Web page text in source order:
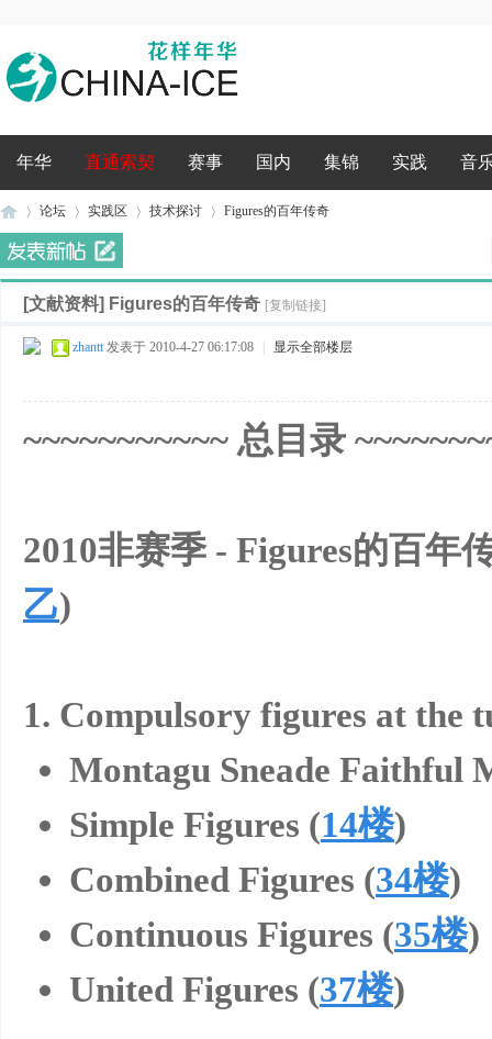
年华 直通索契 赛事 国内 集锦 实践 音
论坛
›
实践区
›
技术探讨
›
Figures的百年传奇
[文献资料] Figures的百年传奇 [复制链接]
zhantt 发表于 2010-4-27 06:17:08 显示全部楼层
~~~~~~~~~~~ 总目录
2010非赛季 - Figures的百年
乙)
1. Compulsory figures at the
Montagu Sneade Faithful
Simple Figures (14楼)
Combined Figures (34楼)
Continuous Figures (35楼)
United Figures (37楼)